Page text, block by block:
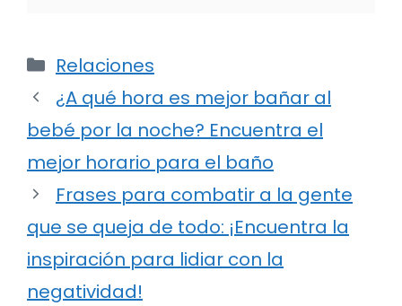
Categorías
Relaciones
¿A qué hora es mejor bañar al
bebé por la noche? Encuentra el
mejor horario para el baño
Frases para combatir a la gente
que se queja de todo: ¡Encuentra la
inspiración para lidiar con la
negatividad!